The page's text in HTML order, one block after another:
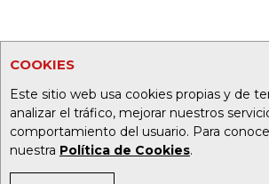
COOKIES
Este sitio web usa cookies propias y de
analizar el tráfico, mejorar nuestros
comportamiento del usuario. Para
nuestra Política de Cookies.